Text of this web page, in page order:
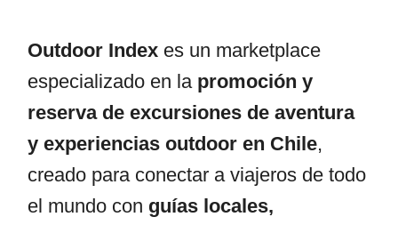
Outdoor Index es un marketplace
especializado en la promoción y
reserva de excursiones de aventura
y experiencias outdoor en Chile,
creado para conectar a viajeros de todo
el mundo con guías locales,